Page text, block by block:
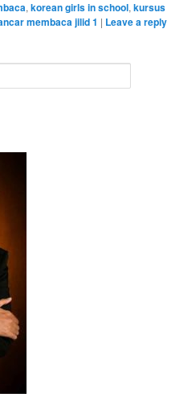
,korean girls in school,kursus
membaca jilid 1 | Leave a reply